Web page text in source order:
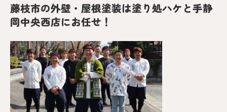
藤枝市の外壁・屋根塗装は塗り処ハケと手静
岡中央西店にお任せ！